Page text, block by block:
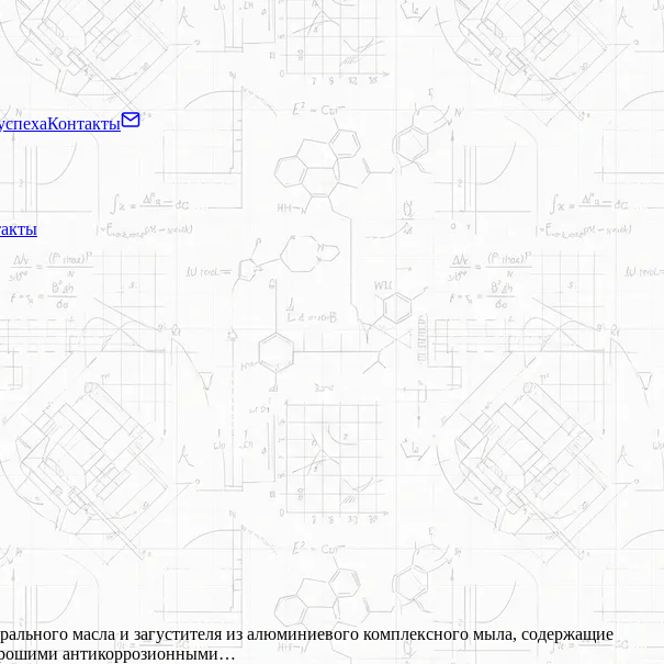
Контакты
масла и загустителя из алюминиевого комплексного мыла, содержащие
антикоррозионными…